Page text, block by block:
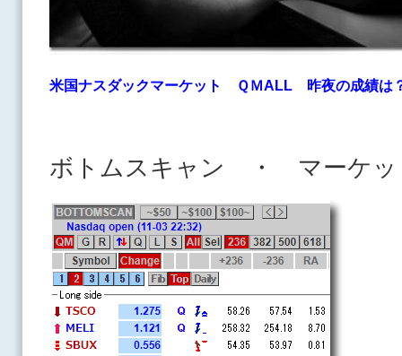
米国ナスダックマーケット ＱＭALL 昨夜の成績は
ボトムスキャン ・ マーケッ